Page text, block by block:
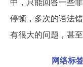
停顿，多次的语法
有很大的问题，甚
网络标